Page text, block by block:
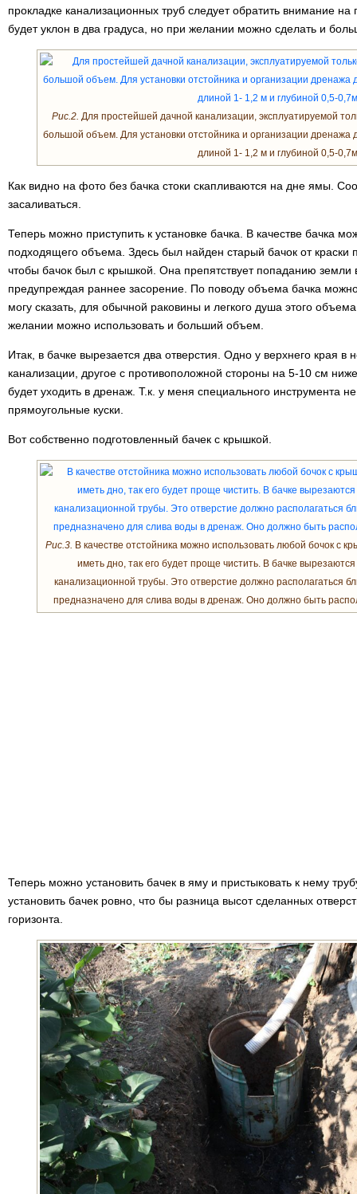
прокладке канализационных труб следует обратить внимание
будет уклон в два градуса, но при желании можно сделать и
Рис.2. Для простейшей дачной канализации, эксплуатируемой
большой объем. Для установки отстойника и организации
длиной 1- 1,2 м и глубиной 0,5-
Как видно на фото без бачка стоки скапливаются на дне ямы.
засаливаться.
Теперь можно приступить к установке бачка. В качестве бачка
подходящего объема. Здесь был найден старый бачок от
чтобы бачок был с крышкой. Она препятствует попаданию земли
предупреждая раннее засорение. По поводу объема бачка
могу сказать, для обычной раковины и легкого душа этого
желании можно использовать и больший объем.
Итак, в бачке вырезается два отверстия. Одно у верхнего края в
канализации, другое с противоположной стороны на 5-10 см
будет уходить в дренаж. Т.к. у меня специального инструмента
прямоугольные куски.
Вот собственно подготовленный бачек с крышкой.
Рис.3. В качестве отстойника можно использовать любой бочок с
иметь дно, так его будет проще чистить. В бачке
канализационной трубы. Это отверстие должно располагаться
предназначено для слива воды в дренаж. Оно должно быть
Теперь можно установить бачек в яму и пристыковать к нему
установить бачек ровно, что бы разница высот сделанных
горизонта.